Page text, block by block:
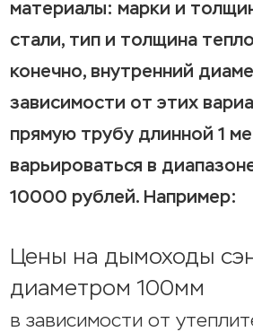
материалы: марки и
стали, тип и толщина
конечно, внутренний
зависимости от этих
прямую трубу длинной 1
варьироваться в
10000 рублей. Например:
Цены на дымоходы
диаметром 100мм
в зависимости от